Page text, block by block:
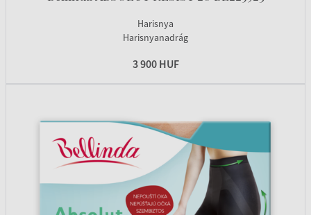
Harisnya
Harisnyanadrág
3 900 HUF